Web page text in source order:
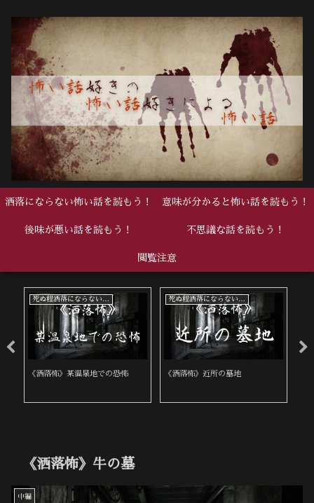
洒落にならない怖い話を読もう！ 意味が分かると怖い話を読もう！
後味が悪い話を読もう！ 不思議な話を読もう！
閲覧注意
死ぬ程洒落にならない怖い話
《洒落怖》某温泉地での恐怖
死ぬ程洒落にならない怖い話
《洒落怖》近所の墓地
《洒落怖》牛の墓
中編